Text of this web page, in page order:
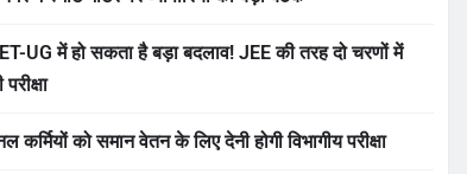
UG में हो सकता है बड़ा बदलाव! JEE की तरह दो चरणों में
परीक्षा
कर्मियों को समान वेतन के लिए देनी होगी विभागीय परीक्षा